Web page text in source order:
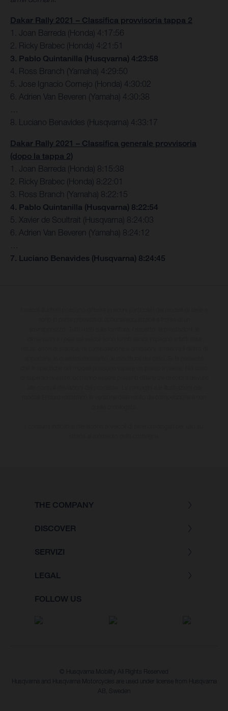
Dakar Rally 2021 – Classifica provvisoria tappa 2
1. Joan Barreda (Honda) 4:17:56
2. Ricky Brabec (Honda) 4:21:51
3. Pablo Quintanilla (Husqvarna) 4:23:58
4. Ross Branch (Yamaha) 4:29:50
5. Jose Ignacio Cornejo (Honda) 4:30:02
6. Adrien Van Beveren (Yamaha) 4:30:38
8. Luciano Benavides (Husqvarna) 4:33:17
Dakar Rally 2021 – Classifica generale provvisoria
(dopo la tappa 2)
1. Joan Barreda (Honda) 8:15:38
2. Ricky Brabec (Honda) 8:22:01
3. Ross Branch (Yamaha) 8:22:15
4. Pablo Quintanilla (Husqvarna) 8:22:54
5. Xavier de Soultrait (Husqvarna) 8:24:03
6. Adrien Van Beveren (Yamaha) 8:24:12
7. Luciano Benavides (Husqvarna) 8:24:45
THE COMPANY
DISCOVER
SERVIZI
LEGAL
FOLLOW US
© Husqvarna Mobility All Rights Reserved
Husqvarna and Husqvarna Motorcycles are used under license from Husqvarna
AB, Sweden